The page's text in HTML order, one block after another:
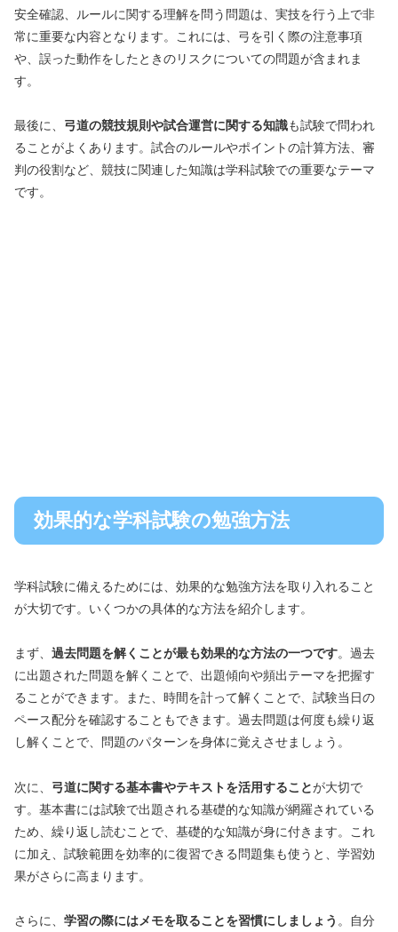
安全確認、ルールに関する理解を問う問題は、実技を行う上で非
常に重要な内容となります。これには、弓を引く際の注意事項
や、誤った動作をしたときのリスクについての問題が含まれま
す。
最後に、 弓道の競技規則や試合運営に関する知識も試験で問われ
ることがよくあります。試合のルールやポイントの計算方法、審
判の役割など、競技に関連した知識は学科試験での重要なテーマ
です。
効果的な学科試験の勉強方法
学科試験に備えるためには、効果的な勉強方法を取り入れること
が大切です。いくつかの具体的な方法を紹介します。
まず、 過去問題を解くことが最も効果的な方法の一つです。過去
に出題された問題を解くことで、出題傾向や頻出テーマを把握す
ることができます。また、時間を計って解くことで、試験当日の
ペース配分を確認することもできます。過去問題は何度も繰り返
し解くことで、問題のパターンを身体に覚えさせましょう。
次に、 弓道に関する基本書やテキストを活用することが大切で
す。基本書には試験で出題される基礎的な知識が網羅されている
ため、繰り返し読むことで、基礎的な知識が身に付きます。これ
に加え、試験範囲を効率的に復習できる問題集も使うと、学習効
果がさらに高まります。
さらに、 学習の際にはメモを取ることを習慣にしましょう 。自分